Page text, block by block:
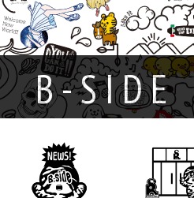
B-SIDE